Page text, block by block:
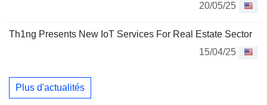
20/05/25
Th1ng Presents New IoT Services For Real Estate Sector
15/04/25
Plus d'actualités